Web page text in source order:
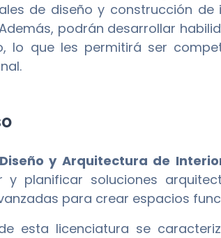
de diseño y construcción
podrán desarrollar
lo que les permitirá ser
y Arquitectura de
y planificar soluciones
para crear espacios
esta licenciatura se